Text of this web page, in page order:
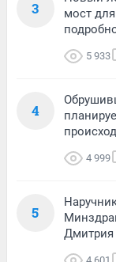
3
мост
5 933
4
4 999
5
Дмитрия